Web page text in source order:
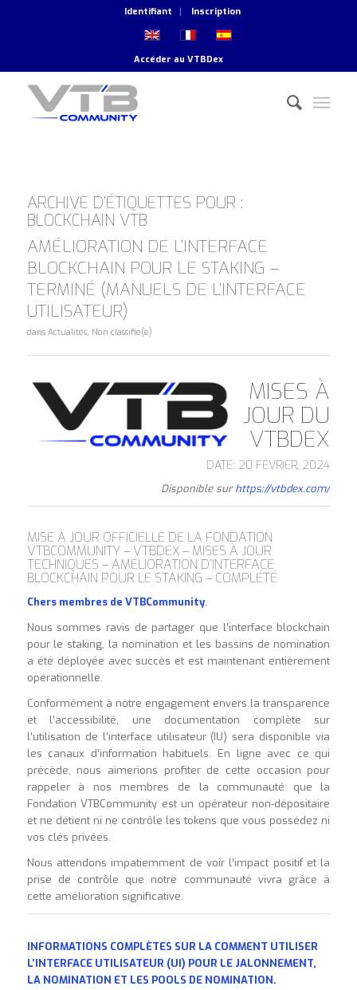
Identifiant Inscription
Accéder au VTBDex
ARCHIVE D’ÉTIQUETTES POUR :
BLOCKCHAIN VTB
AMÉLIORATION DE L’INTERFACE
BLOCKCHAIN POUR LE STAKING –
TERMINÉ (MANUELS DE L’INTERFACE
UTILISATEUR)
dans Actualités, Non classifié(e)
MISES À
JOUR DU
VTBDEX
DATE: 20 FÉVRIER, 2024
Disponible surhttps://vtbdex.com/
MISE À JOUR OFFICIELLE DE LA FONDATION
VTBCOMMUNITY – VTBDEX – MISES À JOUR
TECHNIQUES – AMÉLIORATION D’INTERFACE
BLOCKCHAIN POUR LE STAKING – COMPLÉTÉ
Chers membres de VTBCommunity,
Nous sommes ravis de partager que l’interface blockchain
pour le staking, la nomination et les bassins de nomination
a été déployée avec succès et est maintenant entièrement
opérationnelle.
Conformément à notre engagement envers la transparence
et l’accessibilité, une documentation complète sur
l’utilisation de l’interface utilisateur (IU) sera disponible via
les canaux d’information habituels. En ligne avec ce qui
précède, nous aimerions profiter de cette occasion pour
rappeler à nos membres de la communauté que la
Fondation VTBCommunity est un opérateur non-dépositaire
et ne détient ni ne contrôle les tokens que vous possédez ni
vos clés privées.
Nous attendons impatiemment de voir l’impact positif et la
prise de contrôle que notre communauté vivra grâce à
cette amélioration significative.
INFORMATIONS COMPLÈTES SUR LA COMMENT UTILISER
L’INTERFACE UTILISATEUR (UI) POUR LE JALONNEMENT,
LA NOMINATION ET LES POOLS DE NOMINATION.